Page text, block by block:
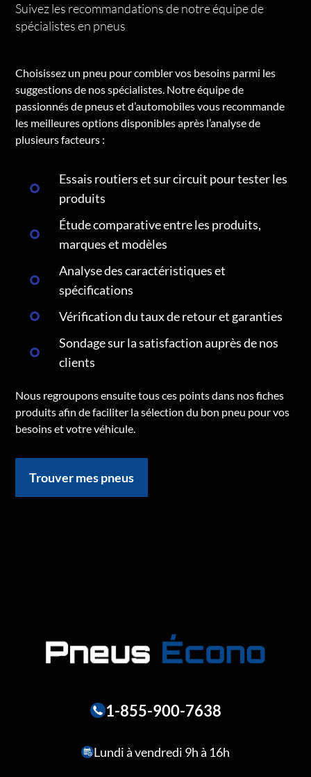
Suivez les recommandations de notre équipe de
spécialistes en pneus
Choisissez un pneu pour combler vos besoins parmi les
suggestions de nos spécialistes. Notre équipe de
passionnés de pneus et d’automobiles vous recommande
les meilleures options disponibles après l’analyse de
plusieurs facteurs :
Essais routiers et sur circuit pour tester les
produits
Étude comparative entre les produits,
marques et modèles
Analyse des caractéristiques et
spécifications
Vérification du taux de retour et garanties
Sondage sur la satisfaction auprès de nos
clients
Nous regroupons ensuite tous ces points dans nos fiches
produits afin de faciliter la sélection du bon pneu pour vos
besoins et votre véhicule.
Trouver mes pneus
1-855-900-7638
Lundi à vendredi 9h à 16h